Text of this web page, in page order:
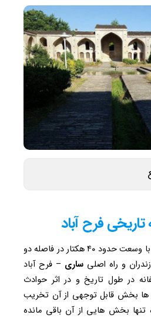
فرح آباد
مجموعه تاریخی فرح آباد با وسعت حدود ۴۰ هکتار در فاصله دو
و راه اصلی ساری – فرح آباد
در طول تاریخ و در اثر حوادث
ها بخش قابل توجهی از آن تخریب
تنها بخش هایی از آن باقی مانده